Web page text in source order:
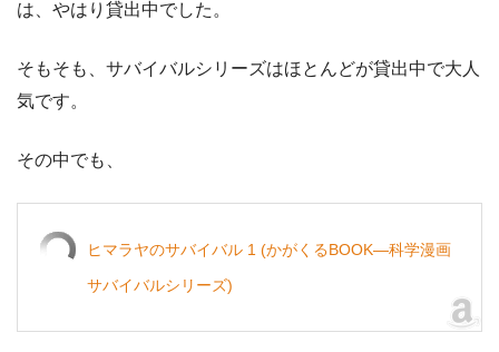
は、やはり貸出中でした。
そもそも、サバイバルシリーズはほとんどが貸出中で大人
気です。
その中でも、
ヒマラヤのサバイバル 1 (かがくるBOOK―科学漫画
サバイバルシリーズ)